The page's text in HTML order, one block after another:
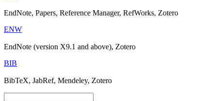
EndNote, Papers, Reference Manager, RefWorks, Zotero
ENW
EndNote (version X9.1 and above), Zotero
BIB
BibTeX, JabRef, Mendeley, Zotero